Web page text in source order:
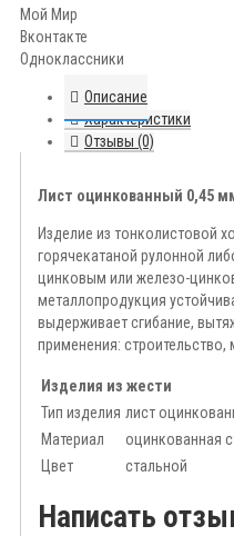
Мой Мир
Вконтакте
Одноклассники
Описание
Характеристики
Отзывы (0)
Лист оцинкованный 0,45
Изделие из тонколистовой
горячекатаной рулонной
цинковым или железо-
металлопродукция
выдерживает сгибание,
применения:
Изделия из жести
Тип изделия лист
Материал
оцинкованная
Цвет
стальной
Написать